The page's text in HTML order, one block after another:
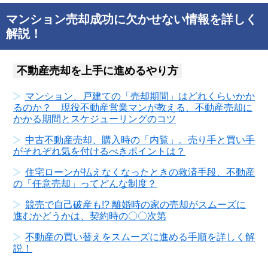
マンション売却成功に欠かせない情報を詳しく
解説！
不動産売却を上手に進めるやり方
マンション、戸建ての「売却期間」はどれくらいかか
るのか？ 現役不動産営業マンが教える、不動産売却に
かかる期間とスケジューリングのコツ
中古不動産売却、購入時の「内覧」。売り手と買い手
がそれぞれ気を付けるべきポイントは？
住宅ローンが払えなくなったときの救済手段、不動産
の「任意売却」ってどんな制度？
競売で自己破産も!? 離婚時の家の売却がスムーズに
進むかどうかは、契約時の〇〇次第
不動産の買い替えをスムーズに進める手順を詳しく解
説！